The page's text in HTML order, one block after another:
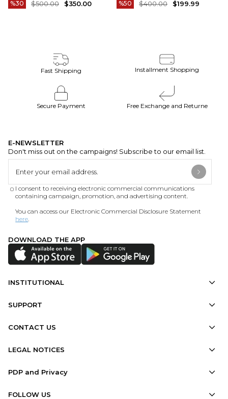
Teslimat
Ürün Fotoğrafları
Ürünlerimizin fotoğraf çekimleri firmamız tarafından
yapılmaktadır. Ürünlerin gerçek rengi web sitesinden
gösterilen renklerden azda olsa farklılık gösterebilir.
Bu durum ekran , monitör veya ışık parlaklığı ayarları
gibi bir çok sebeplerden kaynaklanabilir.
%30 $350.00
$500.00 %50 $199.99
$400.00
Fast Shipping Installment Shopping
Secure Payment Free Exchange and Returne
E-NEWSLETTER
Don't miss out on the campaigns! Subscribe to our email list.
I consent to receiving electronic commercial communications
containing campaign, promotion, and advertising content.
You can access our Electronic Commercial Disclosure Statement
here
DOWNLOAD THE APP
INSTITUTIONAL
SUPPORT
CONTACT US
LEGAL NOTICES
PDP and Privacy
FOLLOW US